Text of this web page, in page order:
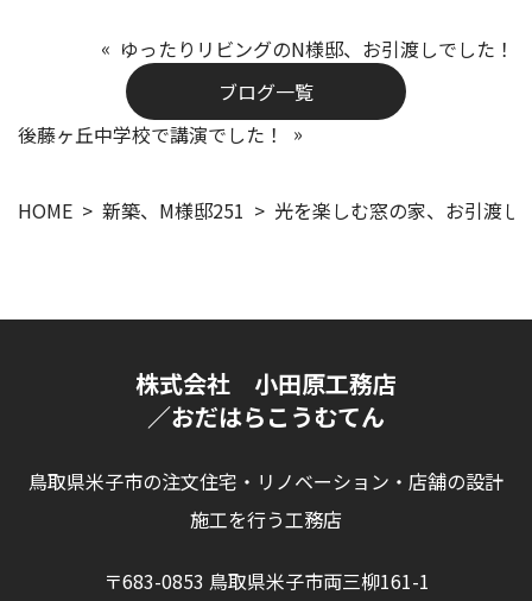
ゆったりリビングのN様邸、お引渡しでした！
ブログ一覧
後藤ヶ丘中学校で講演でした！
HOME 新築、M様邸251 光を楽しむ窓の家、お引渡
株式会社 小田原工務店
／おだはらこうむてん
鳥取県米子市の注文住宅・リノベーション・店舗の設計
施工を行う工務店
〒683-0853 鳥取県米子市両三柳161-1